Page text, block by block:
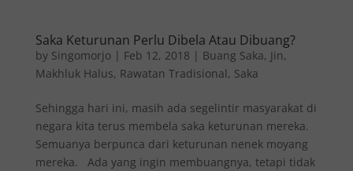
Saka Keturunan Perlu Dibela Atau Dibuang?
by Singomorjo| Feb 12, 2018 | Buang Saka, Jin,
Makhluk Halus, Rawatan Tradisional, Saka
Sehingga hari ini, masih ada segelintir masyarakat di
negara kita terus membela saka keturunan mereka.
Semuanya berpunca dari keturunan nenek moyang
mereka. Ada yang ingin membuangnya, tetapi tidak